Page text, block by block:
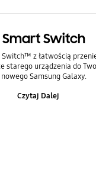
Smart Switch
Switch™ z łatwością
starego urządzenia do
nowego Samsung Galaxy.
Czytaj Dalej